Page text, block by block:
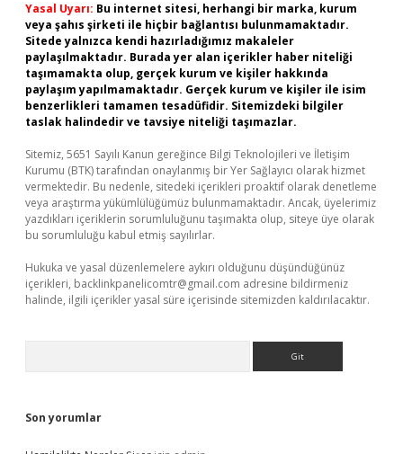
Yasal Uyarı: Bu internet sitesi, herhangi bir marka, kurum
veya şahıs şirketi ile hiçbir bağlantısı bulunmamaktadır.
Sitede yalnızca kendi hazırladığımız makaleler
paylaşılmaktadır. Burada yer alan içerikler haber niteliği
taşımamakta olup, gerçek kurum ve kişiler hakkında
paylaşım yapılmamaktadır. Gerçek kurum ve kişiler ile isim
benzerlikleri tamamen tesadüfidir. Sitemizdeki bilgiler
taslak halindedir ve tavsiye niteliği taşımazlar.
Sitemiz, 5651 Sayılı Kanun gereğince Bilgi Teknolojileri ve İletişim
Kurumu (BTK) tarafından onaylanmış bir Yer Sağlayıcı olarak hizmet
vermektedir. Bu nedenle, sitedeki içerikleri proaktif olarak denetleme
veya araştırma yükümlülüğümüz bulunmamaktadır. Ancak, üyelerimiz
yazdıkları içeriklerin sorumluluğunu taşımakta olup, siteye üye olarak
bu sorumluluğu kabul etmiş sayılırlar.
Hukuka ve yasal düzenlemelere aykırı olduğunu düşündüğünüz
içerikleri, backlinkpanelicomtr@gmail.com adresine bildirmeniz
halinde, ilgili içerikler yasal süre içerisinde sitemizden kaldırılacaktır.
Son yorumlar